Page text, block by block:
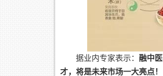
据业内专家表示： 融中
才，将是未来市场一大亮点！